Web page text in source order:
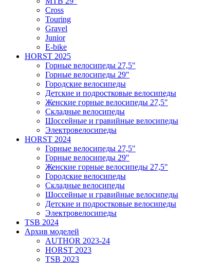
Cross
Touring
Gravel
Junior
E-bike
HORST 2025
Горные велосипеды 27,5"
Горные велосипеды 29"
Городские велосипеды
Детские и подростковые велосипеды
Женские горные велосипеды 27,5"
Складные велосипеды
Шоссейные и гравийные велосипеды
Электровелосипеды
HORST 2024
Горные велосипеды 27,5"
Горные велосипеды 29"
Женские горные велосипеды 27,5"
Городские велосипеды
Складные велосипеды
Шоссейные и гравийные велосипеды
Детские и подростковые велосипеды
Электровелосипеды
TSB 2024
Архив моделей
AUTHOR 2023-24
HORST 2023
TSB 2023